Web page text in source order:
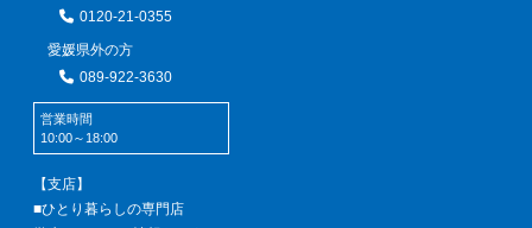
0120-21-0355
愛媛県外の方
089-922-3630
営業時間
10:00～18:00
【支店】
■ひとり暮らしの専門店